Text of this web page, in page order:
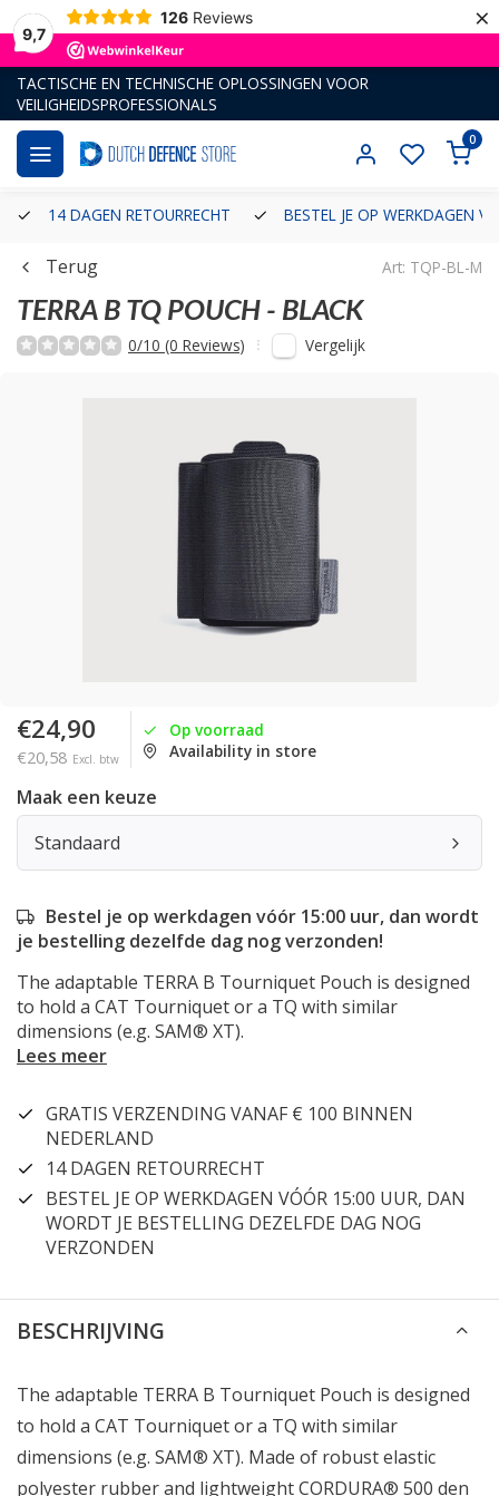
9,7
126 Reviews ×
TACTISCHE EN TECHNISCHE OPLOSSINGEN VOOR
VEILIGHEIDSPROFESSIONALS
0
14 DAGEN RETOURRECHT BESTEL JE OP WERKDAGEN
Terug Art: TQP-BL-M
TERRA B TQ POUCH - BLACK
0/10 (0 Reviews) Vergelijk
€24,90
€20,58 Excl. btw
Op voorraad
Availability in store
Maak een keuze
Standaard
Bestel je op werkdagen vóór 15:00 uur, dan wordt
je bestelling dezelfde dag nog verzonden!
The adaptable TERRA B Tourniquet Pouch is designed
to hold a CAT Tourniquet or a TQ with similar
dimensions (e.g. SAM® XT).
Lees meer
GRATIS VERZENDING VANAF € 100 BINNEN
NEDERLAND
14 DAGEN RETOURRECHT
BESTEL JE OP WERKDAGEN VÓÓR 15:00 UUR, DAN
WORDT JE BESTELLING DEZELFDE DAG NOG
VERZONDEN
BESCHRIJVING
The adaptable TERRA B Tourniquet Pouch is designed
to hold a CAT Tourniquet or a TQ with similar
dimensions (e.g. SAM® XT). Made of robust elastic
polyester rubber and lightweight CORDURA® 500 den